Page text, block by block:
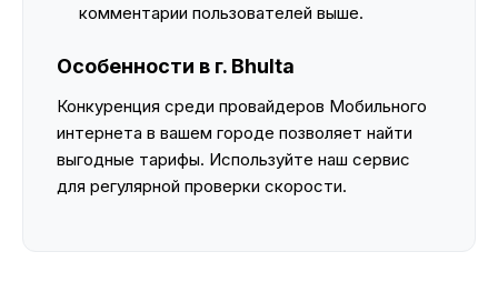
комментарии пользователей выше.
Особенности в г. Bhulta
Конкуренция среди провайдеров Мобильного
интернета в вашем городе позволяет найти
выгодные тарифы. Используйте наш сервис
для регулярной проверки скорости.